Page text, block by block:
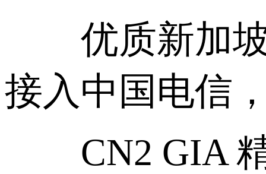
优质新加坡
接入中国电信
CN2 GIA 精